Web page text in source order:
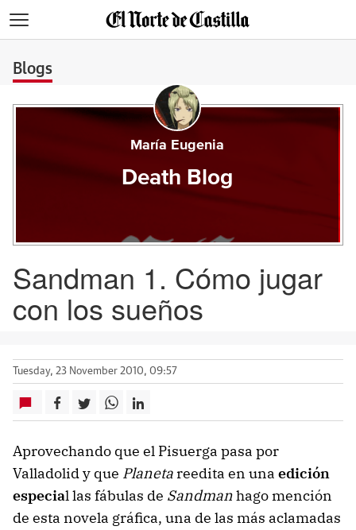
Blogs
María Eugenia
Death Blog
Sandman 1. Cómo jugar
con los sueños
Tuesday, 23 November 2010, 09:57
Aprovechando que el Pisuerga pasa por
Valladolid y que Planetareedita en una edición
especial las fábulas de Sandmanhago mención
de esta novela gráfica, una de las más aclamadas